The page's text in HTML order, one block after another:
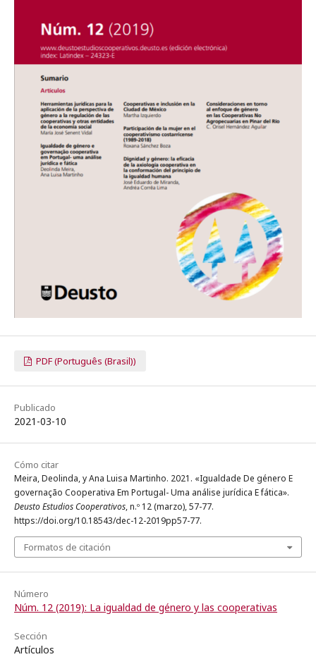
PDF (Português (Brasil))
Publicado
2021-03-10
Cómo citar
Meira, Deolinda, y Ana Luisa Martinho. 2021. «Igualdade De género E
governação Cooperativa Em Portugal- Uma análise jurídica E fática».
Deusto Estudios Cooperativos, n.º 12 (marzo), 57-77.
https://doi.org/10.18543/dec-12-2019pp57-77.
Formatos de citación
Número
Núm. 12 (2019): La igualdad de género y las cooperativas
Sección
Artículos